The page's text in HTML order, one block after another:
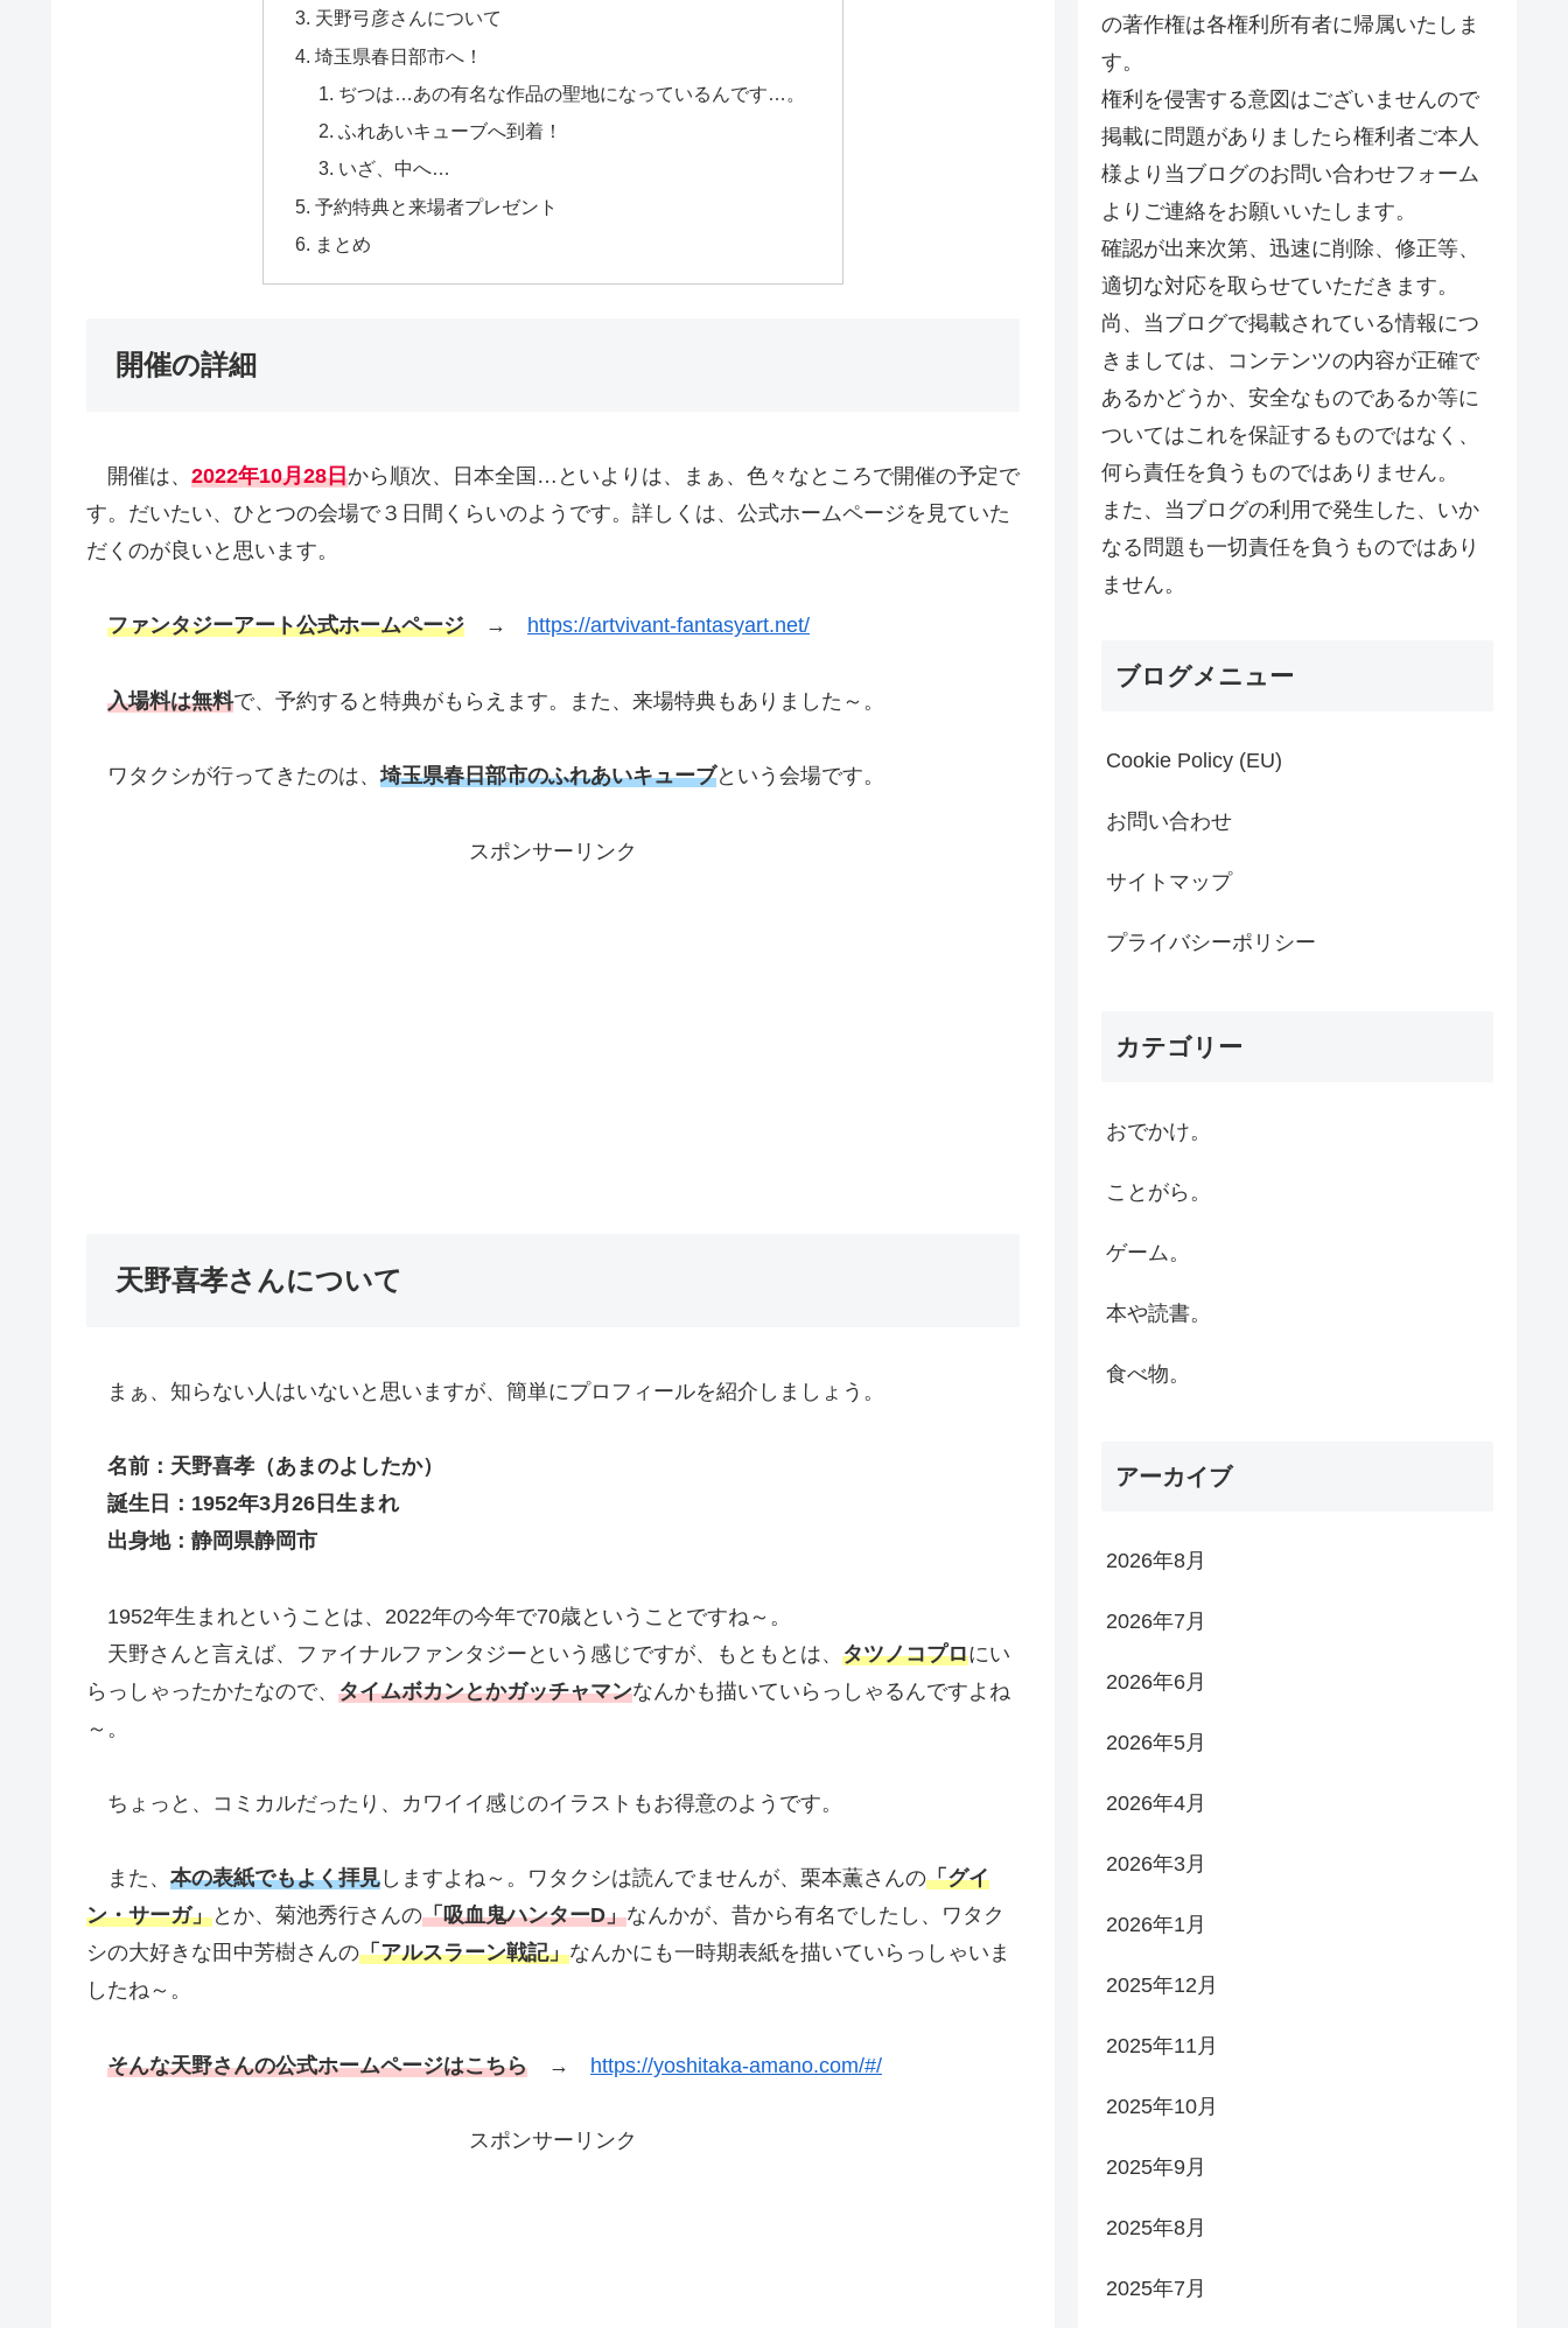
天野弓彦さんについて
埼玉県春日部市へ！
ぢつは…あの有名な作品の聖地になっているんです…。
ふれあいキューブへ到着！
いざ、中へ…
予約特典と来場者プレゼント
まとめ
開催の詳細
開催は、 2022年10月28日から順次、日本全国…といよりは、まぁ、色々なところで開催の予定で
す。だいたい、ひとつの会場で３日間くらいのようです。詳しくは、公式ホームページを見ていた
だくのが良いと思います。
ファンタジーアート公式ホームページ → https://artvivant-fantasyart.net/
入場料は無料で、予約すると特典がもらえます。また、来場特典もありました～。
ワタクシが行ってきたのは、埼玉県春日部市のふれあいキューブという会場です。
スポンサーリンク
天野喜孝さんについて
まぁ、知らない人はいないと思いますが、簡単にプロフィールを紹介しましょう。
名前：天野喜孝（あまのよしたか）
誕生日：1952年3月26日生まれ
出身地：静岡県静岡市
1952年生まれということは、2022年の今年で70歳ということですね～。
天野さんと言えば、ファイナルファンタジーという感じですが、もともとは、 タツノコプロにい
らっしゃったかたなので、 タイムボカンとかガッチャマンなんかも描いていらっしゃるんですよね
～。
ちょっと、コミカルだったり、カワイイ感じのイラストもお得意のようです。
また、 本の表紙でもよく拝見 しますよね～。ワタクシは読んでませんが、栗本薫さんの「グイ
ン・サーガ」とか、菊池秀行さんの「吸血鬼ハンターD」なんかが、昔から有名でしたし、ワタク
シの大好きな田中芳樹さんの「アルスラーン戦記」なんかにも一時期表紙を描いていらっしゃいま
したね～。
そんな天野さんの公式ホームページはこちら → https://yoshitaka-amano.com/#/
スポンサーリンク
の著作権は各権利所有者に帰属いたしま
す。
権利を侵害する意図はございませんので
掲載に問題がありましたら権利者ご本人
様より当ブログのお問い合わせフォーム
よりご連絡をお願いいたします。
確認が出来次第、迅速に削除、修正等、
適切な対応を取らせていただきます。
尚、当ブログで掲載されている情報につ
きましては、コンテンツの内容が正確で
あるかどうか、安全なものであるか等に
ついてはこれを保証するものではなく、
何ら責任を負うものではありません。
また、当ブログの利用で発生した、いか
なる問題も一切責任を負うものではあり
ません。
ブログメニュー
Cookie Policy (EU)
お問い合わせ
サイトマップ
プライバシーポリシー
カテゴリー
おでかけ。
ことがら。
ゲーム。
本や読書。
食べ物。
アーカイブ
2026年8月
2026年7月
2026年6月
2026年5月
2026年4月
2026年3月
2026年1月
2025年12月
2025年11月
2025年10月
2025年9月
2025年8月
2025年7月